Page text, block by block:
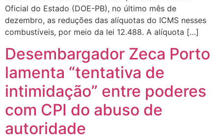
Oficial do Estado (DOE-PB), no último mês de
dezembro, as reduções das alíquotas do ICMS nesses
combustíveis, por meio da lei 12.488. A alíquota […]
Desembargador Zeca Porto
lamenta “tentativa de
intimidação” entre poderes
com CPI do abuso de
autoridade